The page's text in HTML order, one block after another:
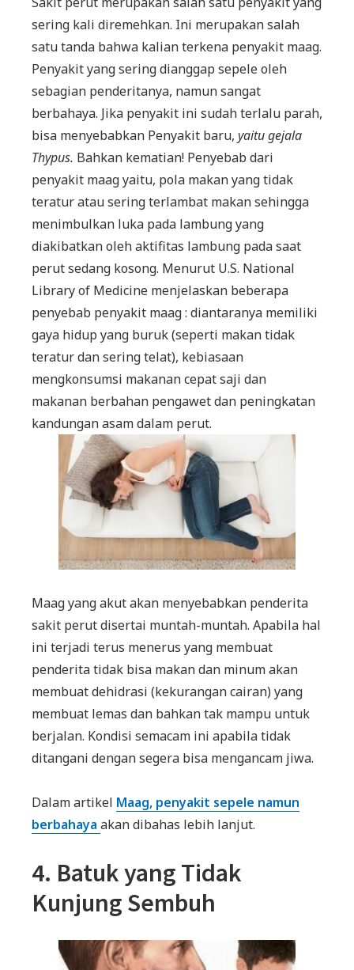
sering kali diremehkan. Ini merupakan salah
satu tanda bahwa kalian terkena penyakit maag.
Penyakit yang sering dianggap sepele oleh
sebagian penderitanya, namun sangat
berbahaya. Jika penyakit ini sudah terlalu parah,
bisa menyebabkan Penyakit baru, yaitu gejala
Thypus. Bahkan kematian! Penyebab dari
penyakit maag yaitu, pola makan yang tidak
teratur atau sering terlambat makan sehingga
menimbulkan luka pada lambung yang
diakibatkan oleh aktifitas lambung pada saat
perut sedang kosong. Menurut U.S. National
Library of Medicine menjelaskan beberapa
penyebab penyakit maag : diantaranya memiliki
gaya hidup yang buruk (seperti makan tidak
teratur dan sering telat), kebiasaan
mengkonsumsi makanan cepat saji dan
makanan berbahan pengawet dan peningkatan
kandungan asam dalam perut.
Maag yang akut akan menyebabkan penderita
sakit perut disertai muntah-muntah. Apabila hal
ini terjadi terus menerus yang membuat
penderita tidak bisa makan dan minum akan
membuat dehidrasi (kekurangan cairan) yang
membuat lemas dan bahkan tak mampu untuk
berjalan. Kondisi semacam ini apabila tidak
ditangani dengan segera bisa mengancam jiwa.
Dalam artikel Maag, penyakit sepele namun
berbahaya akan dibahas lebih lanjut.
4. Batuk yang Tidak
Kunjung Sembuh